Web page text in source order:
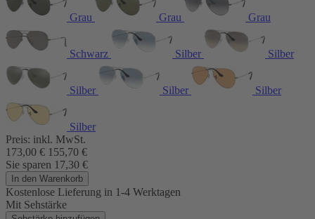
Grau Grau Grau
Schwarz Silber Silber
Silber Silber Silber
Silber
Preis: inkl. MwSt.
173,00 € 155,70 €
Sie sparen 17,30 €
In den Warenkorb
Kostenlose Lieferung in 1-4 Werktagen
Mit Sehstärke